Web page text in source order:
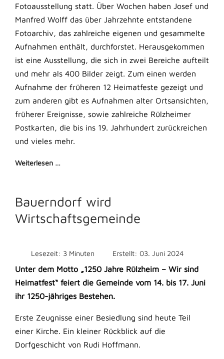
Fotoausstellung statt. Über Wochen haben Josef und
Manfred Wolff das über Jahrzehnte entstandene
Fotoarchiv, das zahlreiche eigenen und gesammelte
Aufnahmen enthält, durchforstet. Herausgekommen
ist eine Ausstellung, die sich in zwei Bereiche aufteilt
und mehr als 400 Bilder zeigt. Zum einen werden
Aufnahme der früheren 12 Heimatfeste gezeigt und
zum anderen gibt es Aufnahmen alter Ortsansichten,
früherer Ereignisse, sowie zahlreiche Rülzheimer
Postkarten, die bis ins 19. Jahrhundert zurückreichen
und vieles mehr.
Weiterlesen …
Bauerndorf wird
Wirtschaftsgemeinde
Lesezeit: 3 Minuten Erstellt: 03. Juni 2024
Unter dem Motto „1250 Jahre Rülzheim – Wir sind
Heimatfest“ feiert die Gemeinde vom 14. bis 17. Juni
ihr 1250-jähriges Bestehen.
Erste Zeugnisse einer Besiedlung sind heute Teil
einer Kirche. Ein kleiner Rückblick auf die
Dorfgeschicht von Rudi Hoffmann.